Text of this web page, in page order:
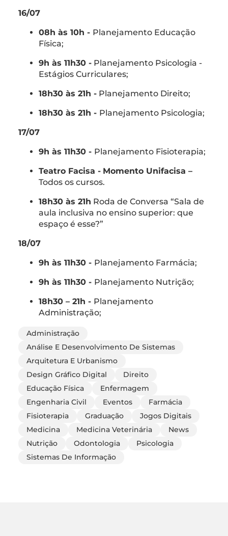
16/07
08h às 10h - Planejamento Educação
Física;
9h às 11h30 - Planejamento Psicologia -
Estágios Curriculares;
18h30 às 21h - Planejamento Direito;
18h30 às 21h - Planejamento Psicologia;
17/07
9h às 11h30 - Planejamento Fisioterapia;
Teatro Facisa - Momento Unifacisa –
Todos os cursos.
18h30 às 21h Roda de Conversa “Sala de
aula inclusiva no ensino superior: que
espaço é esse?”
18/07
9h às 11h30 - Planejamento Farmácia;
9h às 11h30 - Planejamento Nutrição;
18h30 – 21h - Planejamento
Administração;
Administração
Análise E Desenvolvimento De Sistemas
Arquitetura E Urbanismo
Design Gráfico Digital
Direito
Educação Física
Enfermagem
Engenharia Civil
Eventos
Farmácia
Fisioterapia
Graduação
Jogos Digitais
Medicina
Medicina Veterinária
News
Nutrição
Odontologia
Psicologia
Sistemas De Informação